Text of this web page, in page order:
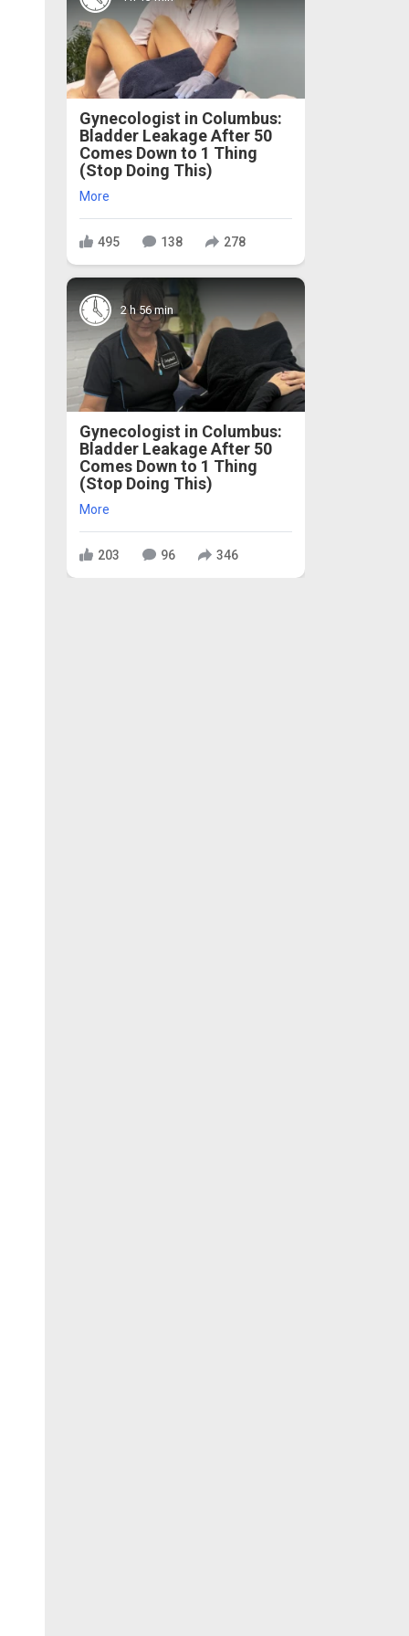
Gynecologist in Columbus:
Bladder Leakage After 50
Comes Down to 1 Thing
(Stop Doing This)
More
495 138 278
2 h 56 min
Gynecologist in Columbus:
Bladder Leakage After 50
Comes Down to 1 Thing
(Stop Doing This)
More
203 96 346